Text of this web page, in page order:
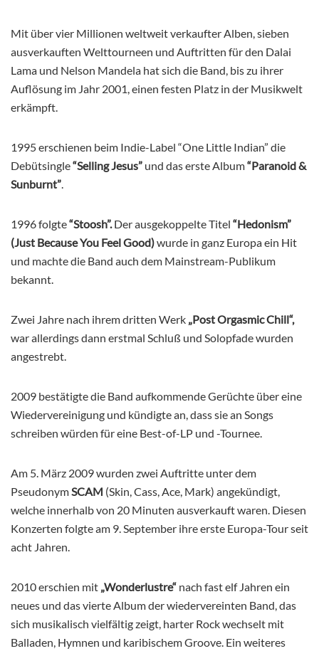
Mit über vier Millionen weltweit verkaufter Alben, sieben
ausverkauften Welttourneen und Auftritten für den Dalai
Lama und Nelson Mandela hat sich die Band, bis zu ihrer
Auflösung im Jahr 2001, einen festen Platz in der Musikwelt
erkämpft.
1995 erschienen beim Indie-Label “One Little Indian” die
Debütsingle“Selling Jesus” und das erste Album“Paranoid &
Sunburnt”
1996 folgte“Stoosh”. Der ausgekoppelte Titel “Hedonism”
(Just Because You Feel Good)wurde in ganz Europa ein Hit
und machte die Band auch dem Mainstream-Publikum
bekannt.
Zwei Jahre nach ihrem dritten Werk „Post Orgasmic Chill“,
war allerdings dann erstmal Schluß und Solopfade wurden
angestrebt.
2009 bestätigte die Band aufkommende Gerüchte über eine
Wiedervereinigung und kündigte an, dass sie an Songs
schreiben würden für eine Best-of-LP und -Tournee.
Am 5. März 2009 wurden zwei Auftritte unter dem
Pseudonym SCAM (Skin, Cass, Ace, Mark) angekündigt,
welche innerhalb von 20 Minuten ausverkauft waren. Diesen
Konzerten folgte am 9. September ihre erste Europa-Tour seit
acht Jahren.
2010 erschien mit „Wonderlustre“ nach fast elf Jahren ein
neues und das vierte Album der wiedervereinten Band, das
sich musikalisch vielfältig zeigt, harter Rock wechselt mit
Balladen, Hymnen und karibischem Groove. Ein weiteres